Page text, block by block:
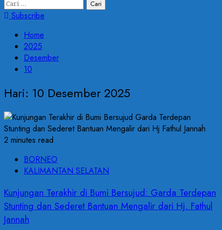
Cari
untuk:
Subscribe
Home
2025
Desember
10
Hari: 10 Desember 2025
2 minutes read
BORNEO
KALIMANTAN SELATAN
Kunjungan Terakhir di Bumi Bersujud: Garda Terdepan
Stunting dan Sederet Bantuan Mengalir dari Hj. Fathul
Jannah